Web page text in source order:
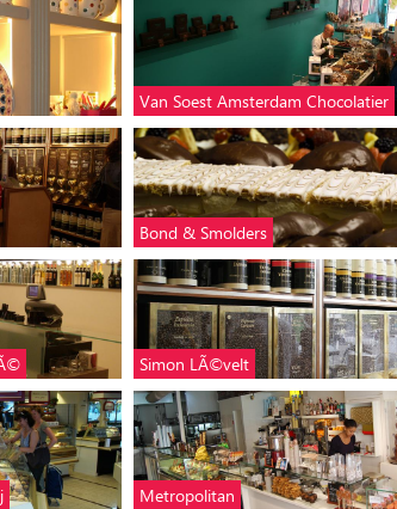
Van Soest Amsterdam Chocolatier
Bond & Smolders
Simon LÃ©velt
Metropolitan